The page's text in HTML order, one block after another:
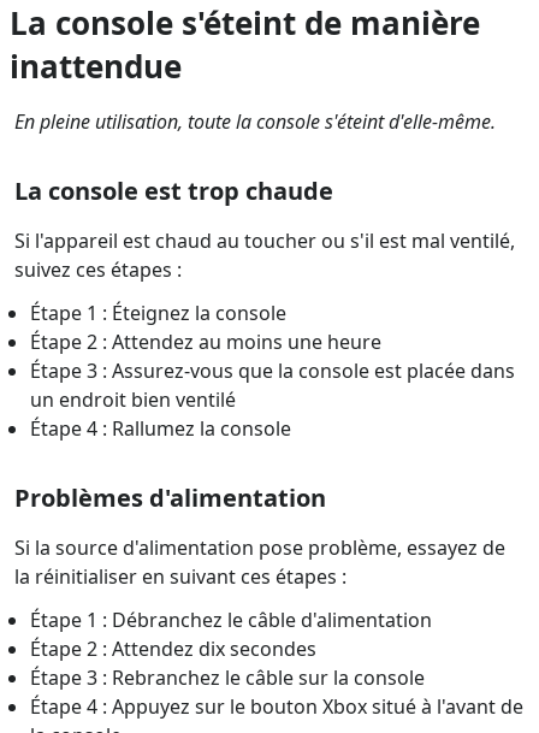
La console s'éteint de manière
inattendue
En pleine utilisation, toute la console s'éteint d'elle-même.
La console est trop chaude
Si l'appareil est chaud au toucher ou s'il est mal ventilé,
suivez ces étapes :
Étape 1 : Éteignez la console
Étape 2 : Attendez au moins une heure
Étape 3 : Assurez-vous que la console est placée dans
un endroit bien ventilé
Étape 4 : Rallumez la console
Problèmes d'alimentation
Si la source d'alimentation pose problème, essayez de
la réinitialiser en suivant ces étapes :
Étape 1 : Débranchez le câble d'alimentation
Étape 2 : Attendez dix secondes
Étape 3 : Rebranchez le câble sur la console
Étape 4 : Appuyez sur le bouton Xbox situé à l'avant de